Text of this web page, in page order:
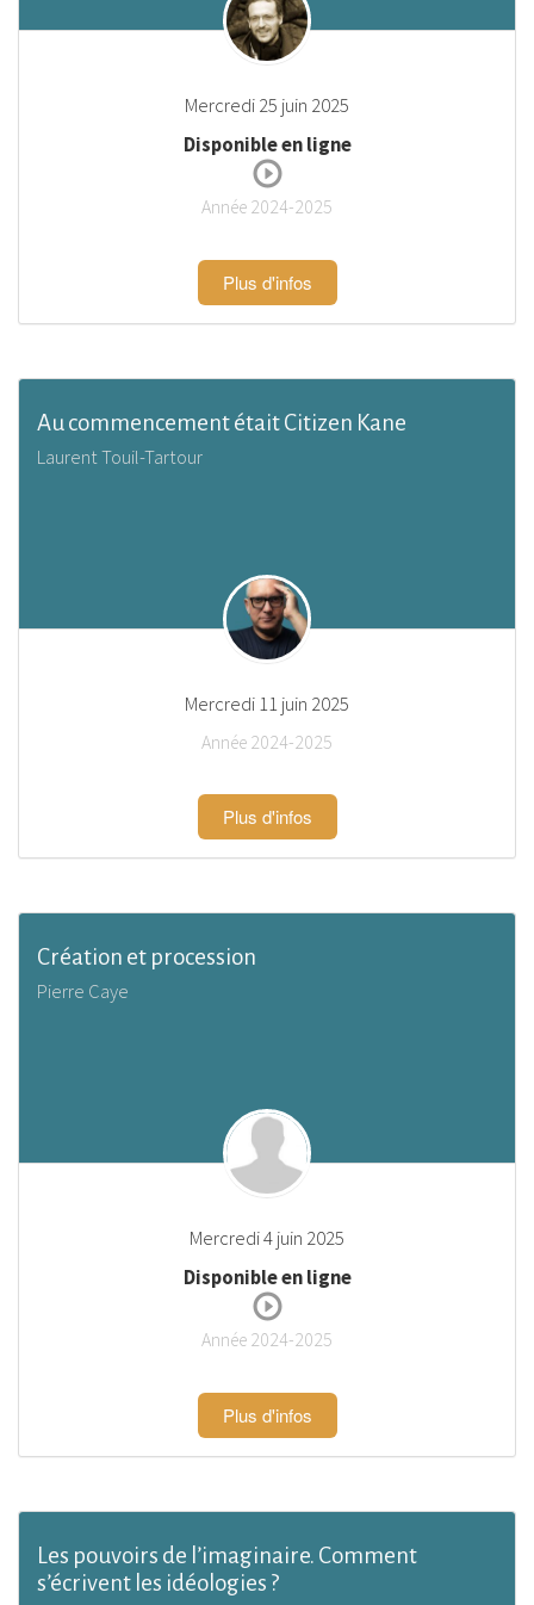
Mercredi 25 juin 2025
Disponible en ligne
Année 2024-2025
Plus d'infos
Au commencement était Citizen Kane
Laurent Touil-Tartour
Mercredi 11 juin 2025
Année 2024-2025
Plus d'infos
Création et procession
Pierre Caye
Mercredi 4 juin 2025
Disponible en ligne
Année 2024-2025
Plus d'infos
Les pouvoirs de l’imaginaire. Comment
s’écrivent les idéologies ?